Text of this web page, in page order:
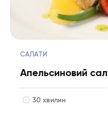
САЛАТИ
Апельсиновий
30 хвилин